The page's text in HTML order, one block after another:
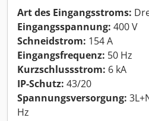
Art des Eingangsstroms:
Eingangsspannung: 400 V
Schneidstrom: 154 A
Eingangsfrequenz: 50 Hz
Kurzschlussstrom: 6 kA
IP-Schutz: 43/20
Spannungsversorgung:
Hz